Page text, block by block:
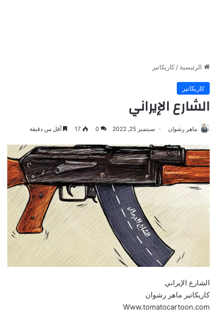
الرئيسية / كاريكاتير
كاريكاتير
الشارع الإيراني
ماهر رشوان سبتمبر 25, 2022 0
17 أقل من دقيقة
الشارع الإيراني
كاريكاتير ماهر رشوان
Www.tomatocartoon.com